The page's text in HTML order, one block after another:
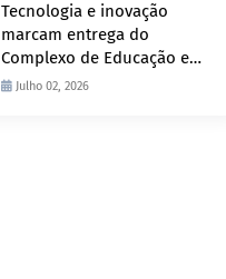
Tecnologia e inovação
marcam entrega do
Complexo de Educação e
Fiscalização de Trânsito
Julho 02, 2026